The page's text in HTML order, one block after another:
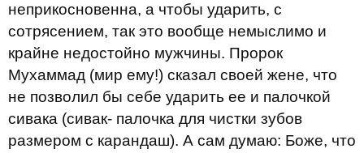
неприкосновенна, а чтобы ударить, с
сотрясением, так это вообще немыслимо и
крайне недостойно мужчины. Пророк
Мухаммад (мир ему!) сказал своей жене, что
не позволил бы себе ударить ее и палочкой
сивака (сивак- палочка для чистки зубов
размером с карандаш). А сам думаю: Боже, что